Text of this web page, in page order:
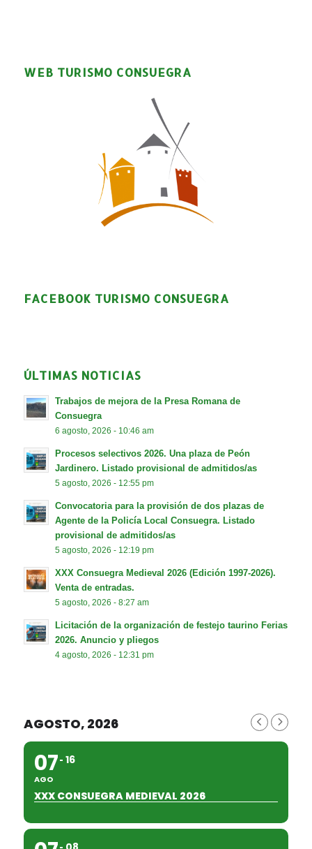
WEB TURISMO CONSUEGRA
FACEBOOK TURISMO CONSUEGRA
ÚLTIMAS NOTICIAS
Trabajos de mejora de la Presa Romana de
Consuegra
6 agosto, 2026 - 10:46 am
Procesos selectivos 2026. Una plaza de Peón
Jardinero. Listado provisional de admitidos/as
5 agosto, 2026 - 12:55 pm
Convocatoria para la provisión de dos plazas de
Agente de la Policía Local Consuegra. Listado
provisional de admitidos/as
5 agosto, 2026 - 12:19 pm
XXX Consuegra Medieval 2026 (Edición 1997-2026).
Venta de entradas.
5 agosto, 2026 - 8:27 am
Licitación de la organización de festejo taurino Ferias
2026. Anuncio y pliegos
4 agosto, 2026 - 12:31 pm
AGOSTO, 2026
07
AGO
16
XXX CONSUEGRA MEDIEVAL 2026